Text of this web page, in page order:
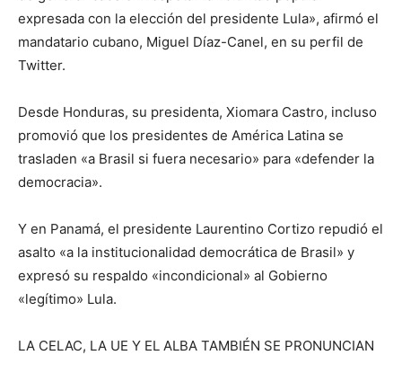
expresada con la elección del presidente Lula», afirmó el
mandatario cubano, Miguel Díaz-Canel, en su perfil de
Twitter.
Desde Honduras, su presidenta, Xiomara Castro, incluso
promovió que los presidentes de América Latina se
trasladen «a Brasil si fuera necesario» para «defender la
democracia».
Y en Panamá, el presidente Laurentino Cortizo repudió el
asalto «a la institucionalidad democrática de Brasil» y
expresó su respaldo «incondicional» al Gobierno
«legítimo» Lula.
LA CELAC, LA UE Y EL ALBA TAMBIÉN SE PRONUNCIAN